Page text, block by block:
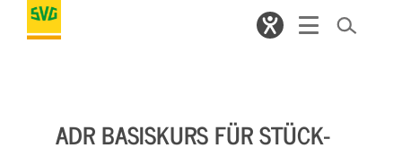
ADR BASISKURS FÜR STÜCK-